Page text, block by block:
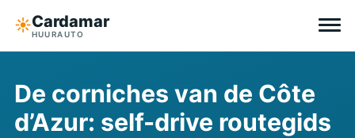
☀︎Cardamar
HUURAUTO
All-inclusive
De corniches van de Côte
d’Azur: self-drive routegids